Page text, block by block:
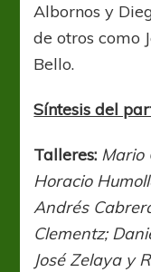
Albornos y
de otros como
Bello.
Síntesis del
Talleres: Mario
Horacio
Andrés
Clementz;
José Zelaya y